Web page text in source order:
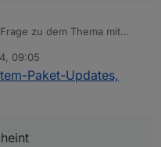
zu dem Thema mit
deaktivieren (habe
dazu gefunden)?
zwei Tagen wieder aufs
09:05
Paket-Updates,